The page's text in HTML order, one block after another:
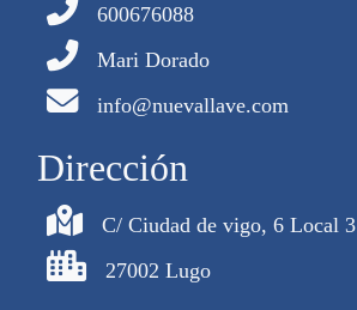
600676088
Mari Dorado
info@nuevallave.com
Dirección
C/ Ciudad de vigo, 6 Local 3
27002 Lugo